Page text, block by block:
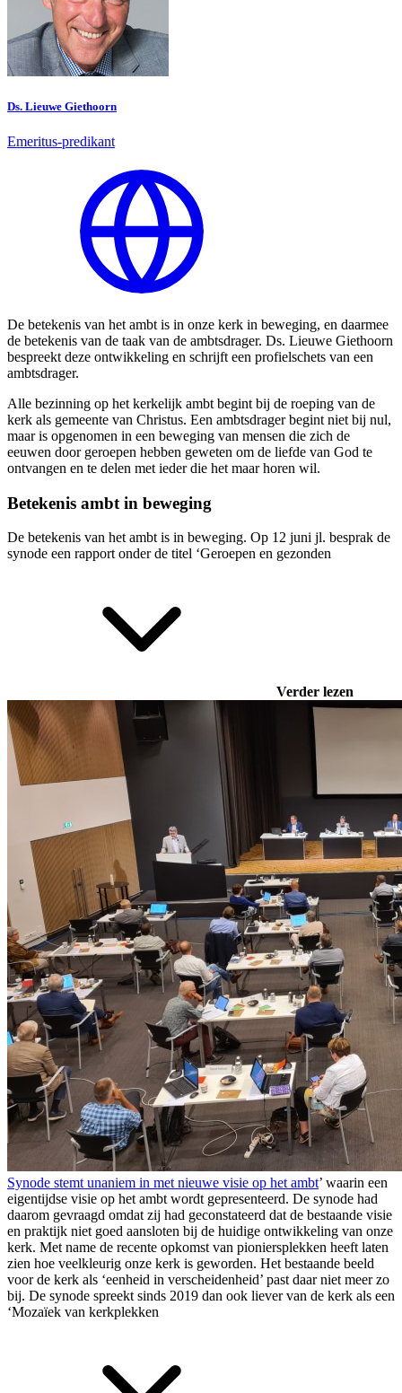
Ds. Lieuwe Giethoorn
Emeritus-predikant
De betekenis van het ambt is in onze kerk in beweging, en daarmee
de betekenis van de taak van de ambtsdrager. Ds. Lieuwe Giethoorn
bespreekt deze ontwikkeling en schrijft een profielschets van een
ambtsdrager.
Alle bezinning op het kerkelijk ambt begint bij de roeping van de
kerk als gemeente van Christus. Een ambtsdrager begint niet bij nul,
maar is opgenomen in een beweging van mensen die zich de
eeuwen door geroepen hebben geweten om de liefde van God te
ontvangen en te delen met ieder die het maar horen wil.
Betekenis ambt in beweging
De betekenis van het ambt is in beweging. Op 12 juni jl. besprak de
synode een rapport onder de titel ‘Geroepen en gezonden
Verder lezen
Synode stemt unaniem in met nieuwe visie op het ambt’ waarin een
eigentijdse visie op het ambt wordt gepresenteerd. De synode had
daarom gevraagd omdat zij had geconstateerd dat de bestaande visie
en praktijk niet goed aansloten bij de huidige ontwikkeling van onze
kerk. Met name de recente opkomst van pioniersplekken heeft laten
zien hoe veelkleurig onze kerk is geworden. Het bestaande beeld
voor de kerk als ‘eenheid in verscheidenheid’ past daar niet meer zo
bij. De synode spreekt sinds 2019 dan ook liever van de kerk als een
‘Mozaïek van kerkplekken